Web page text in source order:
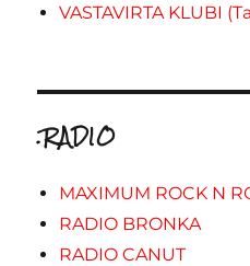
VASTAVIRTA KLUBI
.RADIO
MAXIMUM ROCK N
RADIO BRONKA
RADIO CANUT